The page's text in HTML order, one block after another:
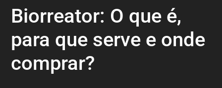
Biorreator: O que é,
para que serve e onde
comprar?